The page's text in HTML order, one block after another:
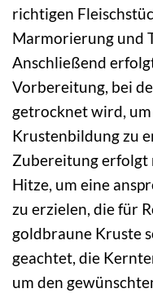
richtigen
Marmorierung und
Anschließend
Vorbereitung, bei
getrocknet wird,
Krustenbildung zu
Zubereitung erfolgt
Hitze, um eine
zu erzielen, die für
goldbraune Kruste
geachtet, die
um den